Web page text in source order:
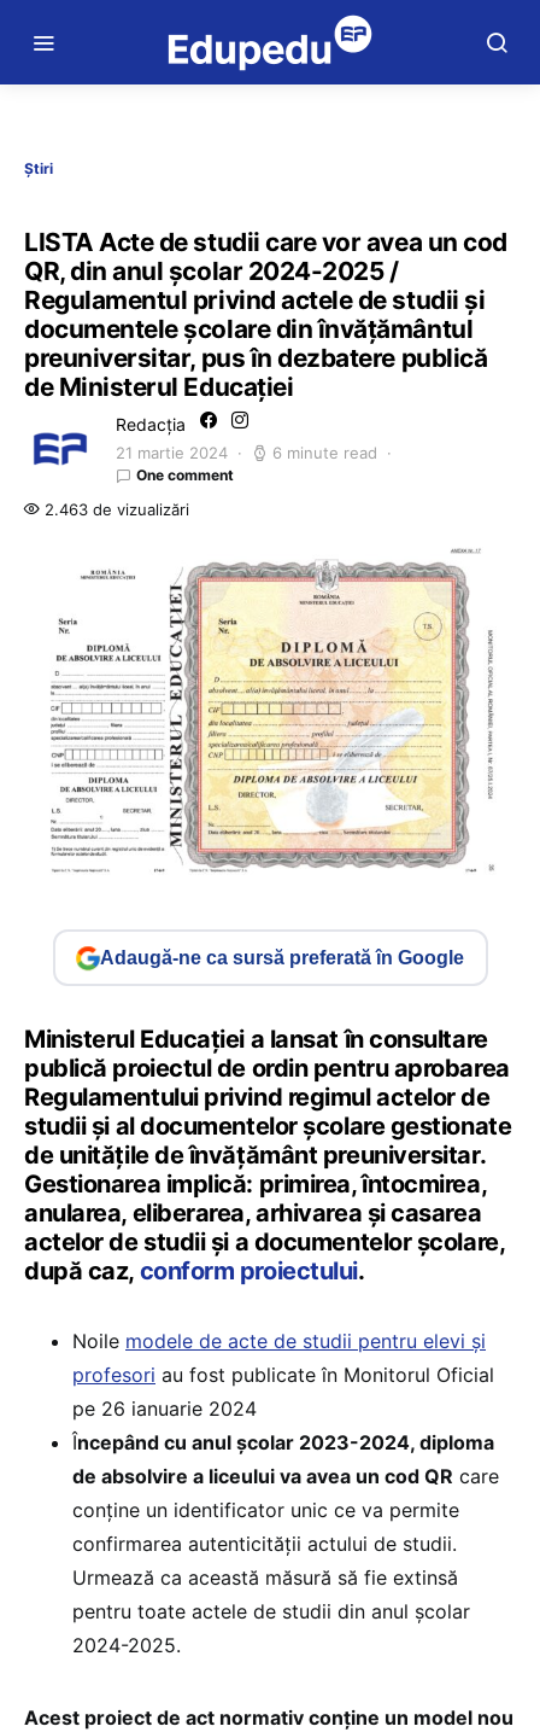
Știri
LISTA Acte de studii care vor avea un cod
QR, din anul școlar 2024-2025 /
Regulamentul privind actele de studii și
documentele școlare din învățământul
preuniversitar, pus în dezbatere publică
de Ministerul Educației
Redacția
21 martie 2024 6 minute read
One comment
2.463 de vizualizări
Adaugă-ne ca sursă preferată în Google
Ministerul Educației a lansat în consultare
publică proiectul de ordin pentru aprobarea
Regulamentului privind regimul actelor de
studii și al documentelor școlare gestionate
de unitățile de învățământ preuniversitar.
Gestionarea implică: primirea, întocmirea,
anularea, eliberarea, arhivarea şi casarea
actelor de studii şi a documentelor școlare,
după caz, conform proiectului.
Noile modele de acte de studii pentru elevi și
profesori au fost publicate în Monitorul Oficial
pe 26 ianuarie 2024
Începând cu anul școlar 2023-2024, diploma
de absolvire a liceului va avea un cod QR care
conține un identificator unic ce va permite
confirmarea autenticității actului de studii.
Urmează ca această măsură să fie extinsă
pentru toate actele de studii din anul școlar
2024-2025.
Acest proiect de act normativ conține un model nou